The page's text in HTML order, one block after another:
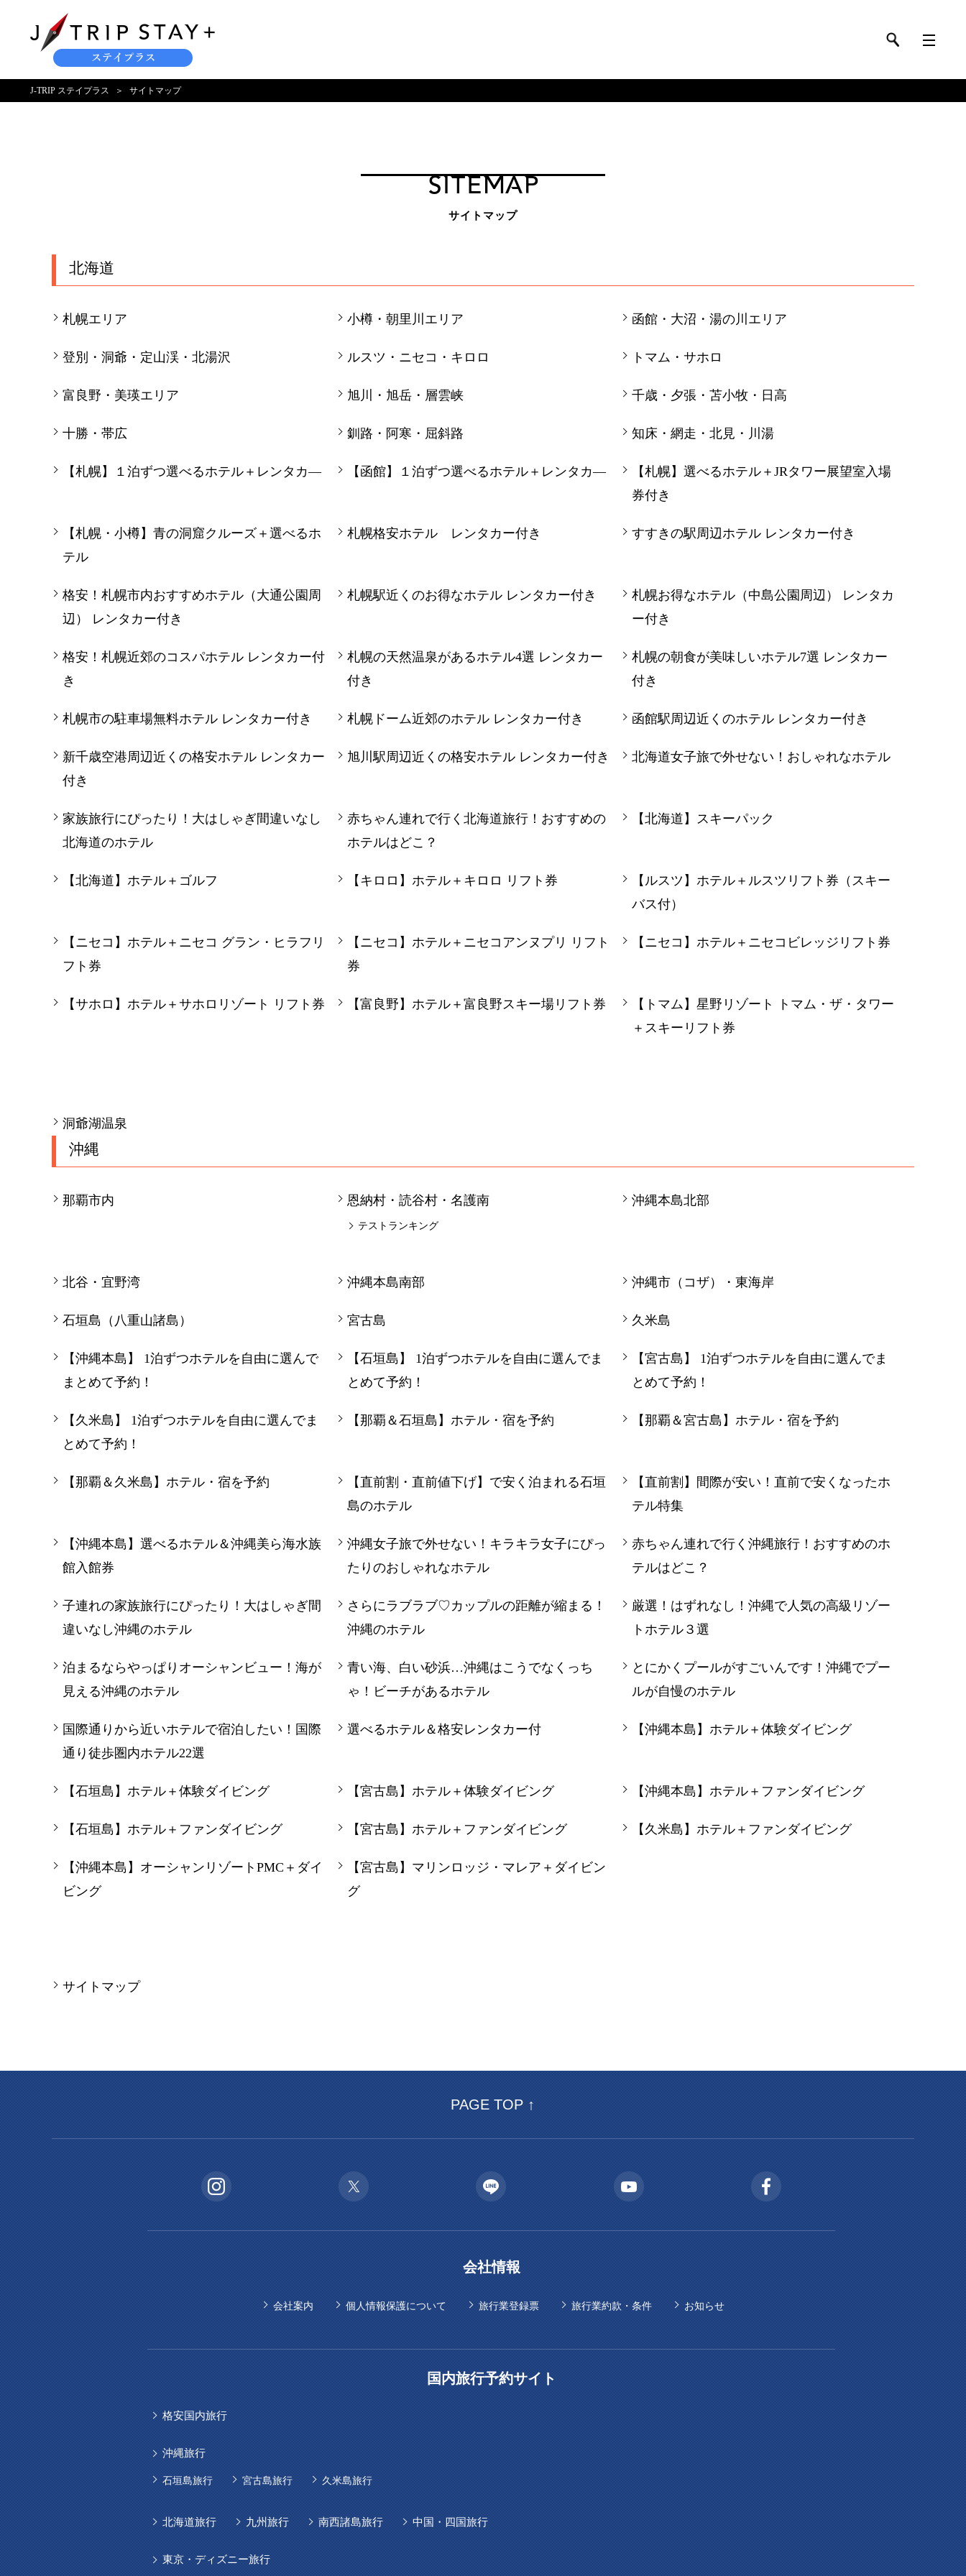
J-TRIP ステイプラス サイトマップ
SITEMAP
サイトマップ
北海道
札幌エリア 小樽・朝里川エリア 函館・大沼・湯の川エリア
登別・洞爺・定山渓・北湯沢 ルスツ・ニセコ・キロロ トマム・サホロ
富良野・美瑛エリア 旭川・旭岳・層雲峡 千歳・夕張・苫小牧・日高
十勝・帯広 釧路・阿寒・屈斜路 知床・網走・北見・川湯
【札幌】１泊ずつ選べるホテル＋レンタカ― 【函館】１泊ずつ選べるホテル＋レンタカ―
【札幌】選べるホテル＋JRタワー展望室入場
券付き
【札幌・小樽】青の洞窟クルーズ＋選べるホ
テル
札幌格安ホテル レンタカー付き すすきの駅周辺ホテル レンタカー付き
格安！札幌市内おすすめホテル（大通公園周
辺） レンタカー付き
札幌駅近くのお得なホテル レンタカー付き
札幌お得なホテル（中島公園周辺） レンタカ
ー付き
格安！札幌近郊のコスパホテル レンタカー付
き
札幌の天然温泉があるホテル4選 レンタカー
付き
札幌の朝食が美味しいホテル7選 レンタカー
付き
札幌市の駐車場無料ホテル レンタカー付き 札幌ドーム近郊のホテル レンタカー付き 函館駅周辺近くのホテル レンタカー付き
新千歳空港周辺近くの格安ホテル レンタカー
付き
旭川駅周辺近くの格安ホテル レンタカー付き 北海道女子旅で外せない！おしゃれなホテル
家族旅行にぴったり！大はしゃぎ間違いなし
北海道のホテル
赤ちゃん連れで行く北海道旅行！おすすめの
ホテルはどこ？
【北海道】スキーパック
【北海道】ホテル＋ゴルフ 【キロロ】ホテル＋キロロ リフト券
【ルスツ】ホテル＋ルスツリフト券（スキー
バス付）
【ニセコ】ホテル＋ニセコ グラン・ヒラフリ
フト券
【ニセコ】ホテル＋ニセコアンヌプリ リフト
券
【ニセコ】ホテル＋ニセコビレッジリフト券
【サホロ】ホテル＋サホロリゾート リフト券 【富良野】ホテル＋富良野スキー場リフト券
【トマム】星野リゾート トマム・ザ・タワー
＋スキーリフト券
洞爺湖温泉
沖縄
那覇市内 恩納村・読谷村・名護南
テストランキング
沖縄本島北部
北谷・宜野湾 沖縄本島南部 沖縄市（コザ）・東海岸
石垣島（八重山諸島） 宮古島 久米島
【沖縄本島】 1泊ずつホテルを自由に選んで
まとめて予約！
【石垣島】 1泊ずつホテルを自由に選んでま
とめて予約！
【宮古島】 1泊ずつホテルを自由に選んでま
とめて予約！
【久米島】 1泊ずつホテルを自由に選んでま
とめて予約！
【那覇＆石垣島】ホテル・宿を予約 【那覇＆宮古島】ホテル・宿を予約
【那覇＆久米島】ホテル・宿を予約
【直前割・直前値下げ】で安く泊まれる石垣
島のホテル
【直前割】間際が安い！直前で安くなったホ
テル特集
【沖縄本島】選べるホテル＆沖縄美ら海水族
館入館券
沖縄女子旅で外せない！キラキラ女子にぴっ
たりのおしゃれなホテル
赤ちゃん連れで行く沖縄旅行！おすすめのホ
テルはどこ？
子連れの家族旅行にぴったり！大はしゃぎ間
違いなし沖縄のホテル
さらにラブラブ♡カップルの距離が縮まる！
沖縄のホテル
厳選！はずれなし！沖縄で人気の高級リゾー
トホテル３選
泊まるならやっぱりオーシャンビュー！海が
見える沖縄のホテル
青い海、白い砂浜…沖縄はこうでなくっち
ゃ！ビーチがあるホテル
とにかくプールがすごいんです！沖縄でプー
ルが自慢のホテル
国際通りから近いホテルで宿泊したい！国際
通り徒歩圏内ホテル22選
選べるホテル＆格安レンタカー付 【沖縄本島】ホテル＋体験ダイビング
【石垣島】ホテル＋体験ダイビング 【宮古島】ホテル＋体験ダイビング 【沖縄本島】ホテル＋ファンダイビング
【石垣島】ホテル＋ファンダイビング 【宮古島】ホテル＋ファンダイビング 【久米島】ホテル＋ファンダイビング
【沖縄本島】オーシャンリゾートPMC＋ダイ
ビング
【宮古島】マリンロッジ・マレア＋ダイビン
グ
サイトマップ
PAGE TOP ↑
会社情報
会社案内 個人情報保護について 旅行業登録票 旅行業約款・条件 お知らせ
国内旅行予約サイト
格安国内旅行
沖縄旅行
石垣島旅行 宮古島旅行 久米島旅行
北海道旅行 九州旅行 南西諸島旅行 中国・四国旅行
東京・ディズニー旅行